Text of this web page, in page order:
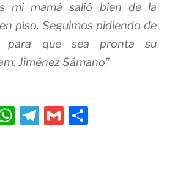
mi mamá salió bien de la
piso. Seguimos pidiendo de
para que sea pronta su
Jiménez Sámano”
W T
G